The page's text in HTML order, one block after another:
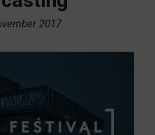
2017